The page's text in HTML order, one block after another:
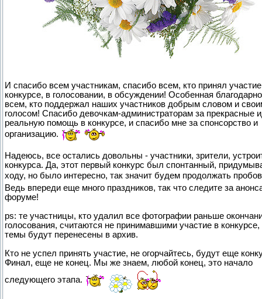
И спасибо всем участникам, спасибо всем, кто принял
конкурсе, в голосовании, в обсуждении! Особенная
всем, кто поддержал наших участников добрым словом и
голосом! Спасибо девочкам-администраторам за прекрасные
реальную помощь в конкурсе, и спасибо мне за спонсорство и
организацию.
Надеюсь, все остались довольны - участники, зрители,
конкурса. Да, этот первый конкурс был спонтанный,
ходу, но было интересно, так значит будем продолжать
Ведь впереди еще много праздников, так что следите за
форуме!
ps: те участницы, кто удалил все фотографии раньше
голосования, считаются не принимавшими участие в конкурсе,
темы будут перенесены в архив.
Кто не успел принять участие, не огорчайтесь, будут еще
Финал, еще не конец. Мы же знаем, любой конец, это начало
следующего этапа.